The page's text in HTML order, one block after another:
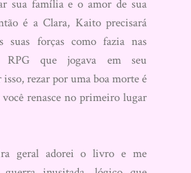
sua família e o amor de sua
é a Clara, Kaito precisará
suas forças como fazia nas
RPG que jogava em seu
rezar por uma boa morte é
você renasce no primeiro lugar
geral adorei o livro e me